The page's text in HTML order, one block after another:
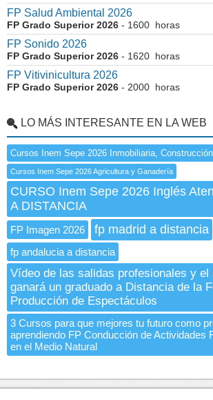
FP Salud Ambiental 2026
FP Grado Superior 2026 - 1600 horas
FP Sonido 2026
FP Grado Superior 2026 - 1620 horas
FP Vitivinicultura 2026
FP Grado Superior 2026 - 2000 horas
LO MÁS INTERESANTE EN LA WEB
Cursos Inem Sepe 2026 Inmobiliaria,
Cursos Inem Sepe 2026 Agricultura y Ganadería
CURSO Inem Sepe 2026 Inglés
A DISTANCIA
FP Imagen 2026 fp madrid a distancia
fp andalucia a distancia
Vídeo de las salidas profesionales y el
ganará un graduado a Distancia de la
Producción de Espectáculos
3 Cursos para que mejores tu futuro como
aprendiendo FP Conducción de Actividades
en el Medio Natural